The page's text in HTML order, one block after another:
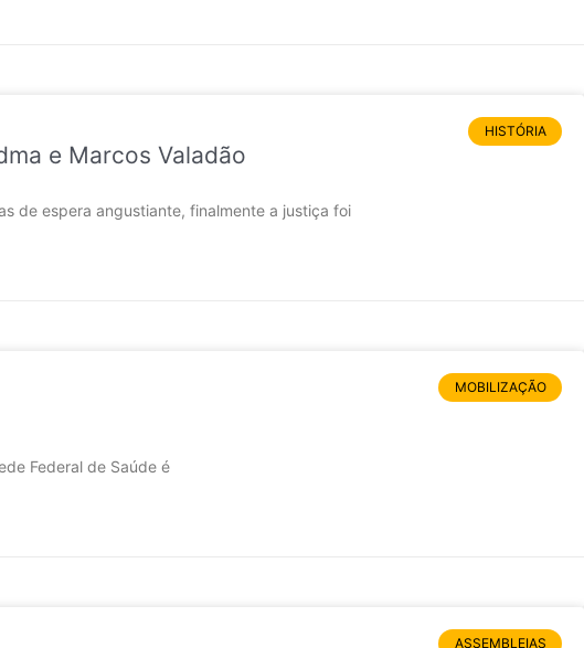
HISTÓRIA
e Marcos Valadão
de espera angustiante, finalmente a justiça foi
MOBILIZAÇÃO
Federal de Saúde é
ASSEMBLEIAS